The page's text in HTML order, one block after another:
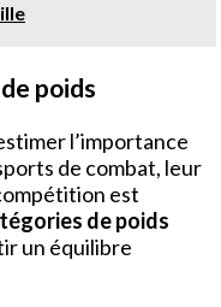
poids
l’importance
de combat, leur
est
de poids
un équilibre